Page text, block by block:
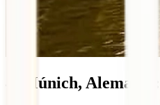
4. Múnich,